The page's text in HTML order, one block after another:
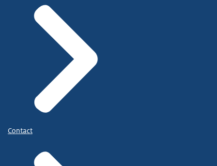
Contact